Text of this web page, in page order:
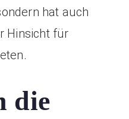
hat auch
Hinsicht für
die